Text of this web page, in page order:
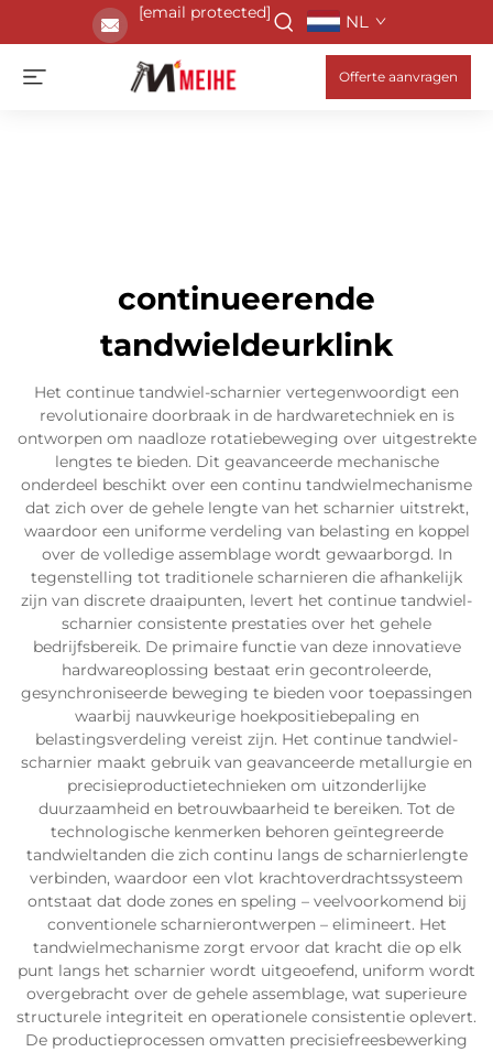
[email protected] NL
Offerte aanvragen
continueerende
tandwieldeurklink
Het continue tandwiel-scharnier vertegenwoordigt een
revolutionaire doorbraak in de hardwaretechniek en is
ontworpen om naadloze rotatiebeweging over uitgestrekte
lengtes te bieden. Dit geavanceerde mechanische
onderdeel beschikt over een continu tandwielmechanisme
dat zich over de gehele lengte van het scharnier uitstrekt,
waardoor een uniforme verdeling van belasting en koppel
over de volledige assemblage wordt gewaarborgd. In
tegenstelling tot traditionele scharnieren die afhankelijk
zijn van discrete draaipunten, levert het continue tandwiel-
scharnier consistente prestaties over het gehele
bedrijfsbereik. De primaire functie van deze innovatieve
hardwareoplossing bestaat erin gecontroleerde,
gesynchroniseerde beweging te bieden voor toepassingen
waarbij nauwkeurige hoekpositiebepaling en
belastingsverdeling vereist zijn. Het continue tandwiel-
scharnier maakt gebruik van geavanceerde metallurgie en
precisieproductietechnieken om uitzonderlijke
duurzaamheid en betrouwbaarheid te bereiken. Tot de
technologische kenmerken behoren geïntegreerde
tandwieltanden die zich continu langs de scharnierlengte
verbinden, waardoor een vlot krachtoverdrachtssysteem
ontstaat dat dode zones en speling – veelvoorkomend bij
conventionele scharnierontwerpen – elimineert. Het
tandwielmechanisme zorgt ervoor dat kracht die op elk
punt langs het scharnier wordt uitgeoefend, uniform wordt
overgebracht over de gehele assemblage, wat superieure
structurele integriteit en operationele consistentie oplevert.
De productieprocessen omvatten precisiefreesbewerking